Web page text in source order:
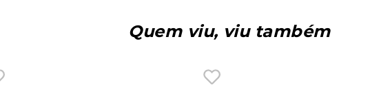
Quem viu, viu também